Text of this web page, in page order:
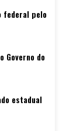
federal pelo
Governo do
estadual